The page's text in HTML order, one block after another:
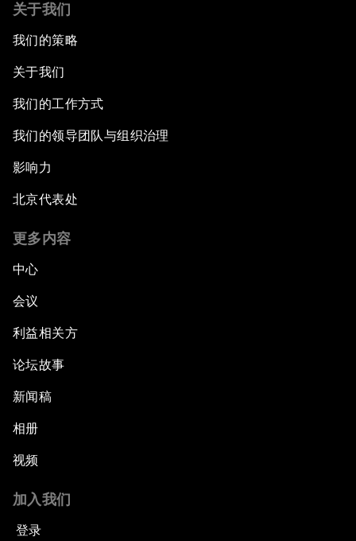
关于我们
我们的策略
关于我们
我们的工作方式
我们的领导团队与组织治理
影响力
北京代表处
更多内容
中心
会议
利益相关方
论坛故事
新闻稿
相册
视频
加入我们
登录